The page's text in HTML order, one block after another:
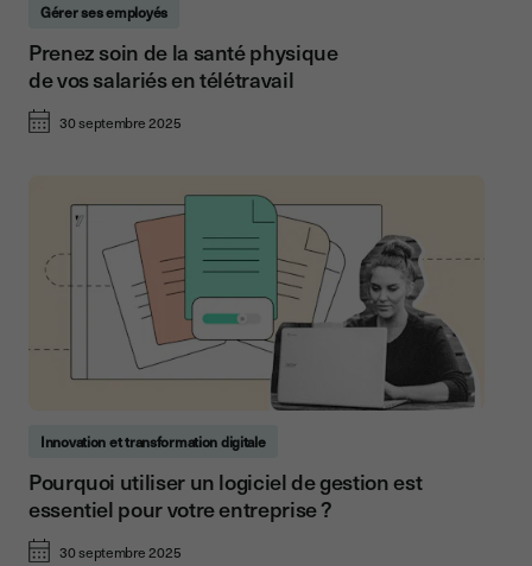
Gérer ses employés
Prenez soin de la santé physique
de vos salariés en télétravail
30 septembre 2025
Innovation et transformation digitale
Pourquoi utiliser un logiciel de gestion est
essentiel pour votre entreprise ?
30 septembre 2025